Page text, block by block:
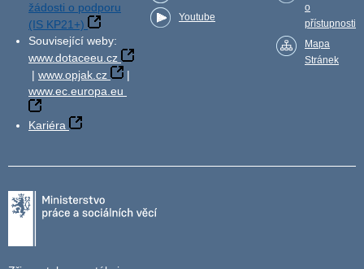
žádosti o podporu
(IS KP21+)
Související weby:
www.dotaceeu.cz
| www.opjak.cz
|
www.ec.europa.eu
Kariéra
Youtube
o
přístupnosti
Mapa
Stránek